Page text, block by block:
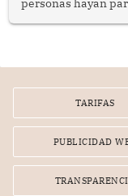
personas hayan
por la frustrada
TARIFAS
PUBLICIDAD